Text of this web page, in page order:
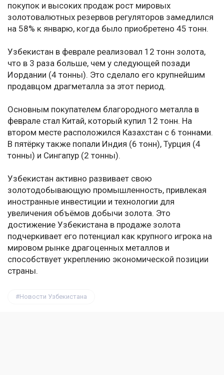
покупок и высоких продаж рост мировых
золотовалютных резервов регуляторов замедлился
на 58% к январю, когда было приобретено 45 тонн.
Узбекистан в феврале реализовал 12 тонн золота,
что в 3 раза больше, чем у следующей позади
Иордании (4 тонны). Это сделало его крупнейшим
продавцом драгметалла за этот период.
Основным покупателем благородного металла в
феврале стал Китай, который купил 12 тонн. На
втором месте расположился Казахстан с 6 тоннами.
В пятёрку также попали Индия (6 тонн), Турция (4
тонны) и Сингапур (2 тонны).
Узбекистан активно развивает свою
золотодобывающую промышленность, привлекая
иностранные инвестиции и технологии для
увеличения объёмов добычи золота. Это
достижение Узбекистана в продаже золота
подчеркивает его потенциал как крупного игрока на
мировом рынке драгоценных металлов и
способствует укреплению экономической позиции
страны.
Новости Узбекистана